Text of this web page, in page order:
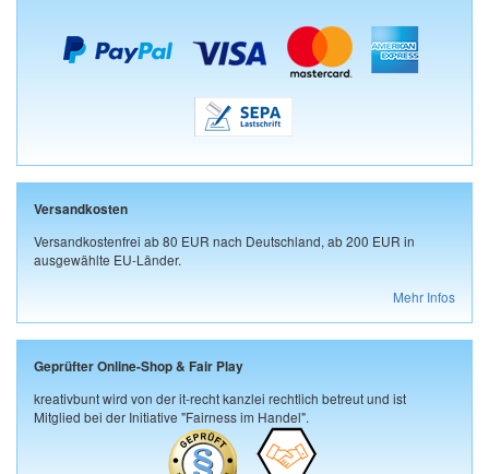
Versandkosten
Versandkostenfrei ab 80 EUR nach Deutschland, ab 200 EUR in
ausgewählte EU-Länder.
Mehr Infos
Geprüfter Online-Shop & Fair Play
kreativbunt wird von der it-recht kanzlei rechtlich betreut und ist
Mitglied bei der Initiative "Fairness im Handel".